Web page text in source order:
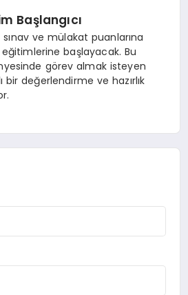
Başlangıcı
sınav ve mülakat puanlarına
başlayacak. Bu
görev almak isteyen
değerlendirme ve hazırlık